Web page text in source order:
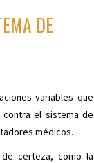
DE
variables que
contra el sistema de
médicos.
de certeza, como la